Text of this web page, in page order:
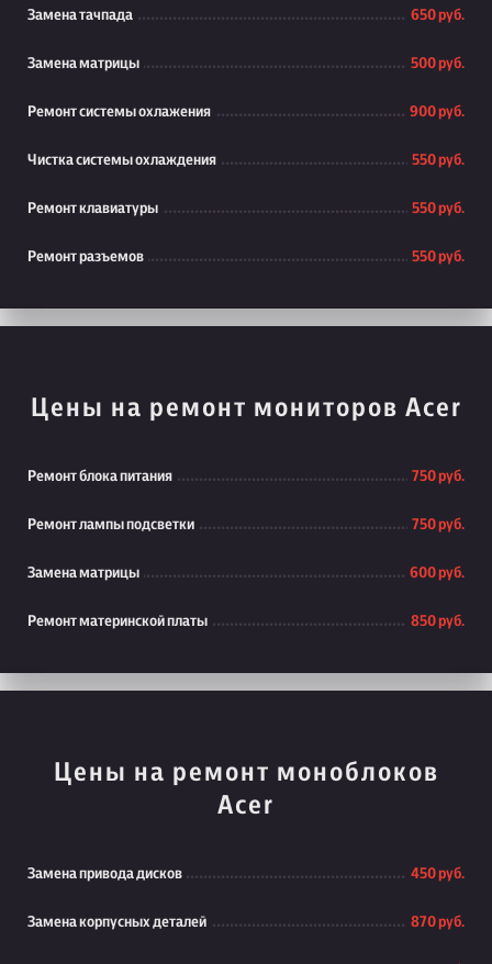
Замена тачпада 650 руб.
Замена матрицы 500 руб.
Ремонт системы охлажения 900 руб.
Чистка системы охлаждения 550 руб.
Ремонт клавиатуры 550 руб.
Ремонт разъемов 550 руб.
Цены на ремонт мониторов Acer
Ремонт блока питания 750 руб.
Ремонт лампы подсветки 750 руб.
Замена матрицы 600 руб.
Ремонт материнской платы 850 руб.
Цены на ремонт моноблоков
Acer
Замена привода дисков 450 руб.
Замена корпусных деталей 870 руб.